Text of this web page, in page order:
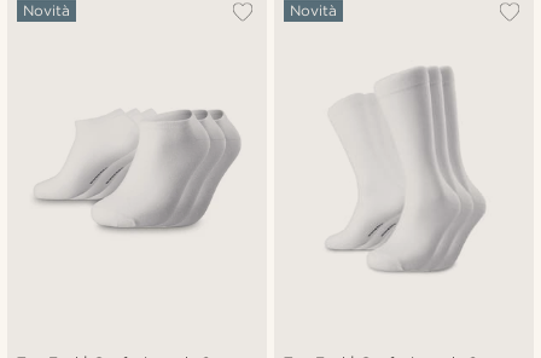
Novità Novità